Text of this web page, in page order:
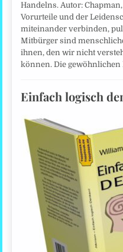
Handelns. Autor:
Vorurteile und der
miteinander verbinden,
Mitbürger sind
ihnen, den wir nicht
können. Die
Einfach logisch